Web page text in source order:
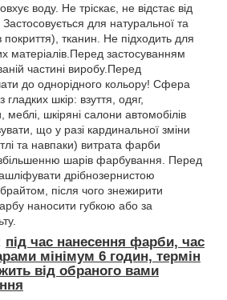
воду. Не тріскає, не відстає від
для натуральної та
покриття), тканин. Не підходить для
матеріалів.Перед застосуванням
частині виробу.Перед
до однорідного кольору! Сфера
шкір: взуття, одяг,
меблі, шкіряні салони автомобілів
що у разі кардинальної зміни
та навпаки) витрата фарби
збільшенню шарів фарбування. Перед
дрібнозернистою
після чого знежирити
наносити губкою або за
під час нанесення фарби, час
мінімум 6 годин, термін
від обраного вами